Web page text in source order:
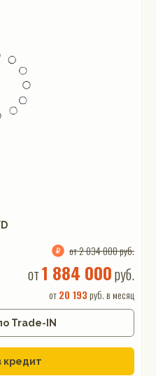
от 2 034 000 руб.
от1 884 000руб.
от20 193 руб. в месяц
Trade-IN
кредит